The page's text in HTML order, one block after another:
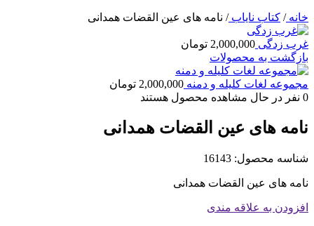
خانه/ کتاب نایاب/ نامه های عین القضات همدانی
غرب زدگی 2,000,000 تومان
بازگشت به محصولات
مجموعه لغات کلیله و دمنه 2,000,000 تومان
0 نفر در حال مشاهده محصول هستند
نامه های عین القضات همدانی
شناسه محصول: 16143
نامه های عین القضات همدانی
افزودن به علاقه مندی